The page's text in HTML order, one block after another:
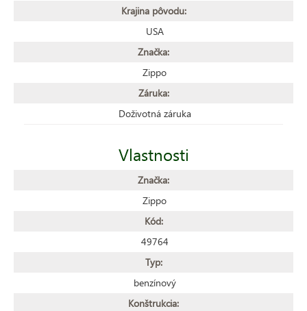
Krajina pôvodu:
USA
Značka:
Zippo
Záruka:
Doživotná záruka
Vlastnosti
Značka:
Zippo
Kód:
49764
Typ:
benzínový
Konštrukcia: